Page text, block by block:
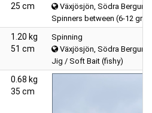
25 cm
Växjösjön, Södra
Spinners between (6-12
1.20 kg
51 cm
Spinning
Växjösjön, Södra
Jig / Soft Bait (fishy)
0.68 kg
35 cm